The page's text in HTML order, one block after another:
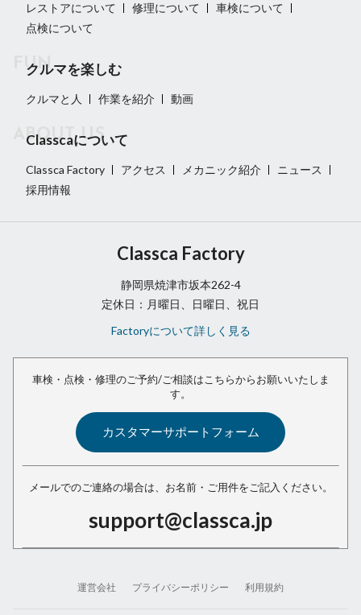
レストアについて 修理について
車検について
点検について
クルマを楽しむ
クルマと人 作業を紹介 動画
Classcaについて
Classca Factory アクセス メカニック紹介
ニュース
採用情報
Classca Factory
静岡県焼津市坂本262-4
定休日：月曜日、日曜日、祝日
Factoryについて詳しく見る
車検・点検・修理のご予約/ご相談は こちらからお願いいたしま
す。
カスタマーサポートフォーム
メールでのご連絡の場合は、 お名前・ご用件をご記入ください。
support@classca.jp
運営会社 プライバシーポリシー 利用規約